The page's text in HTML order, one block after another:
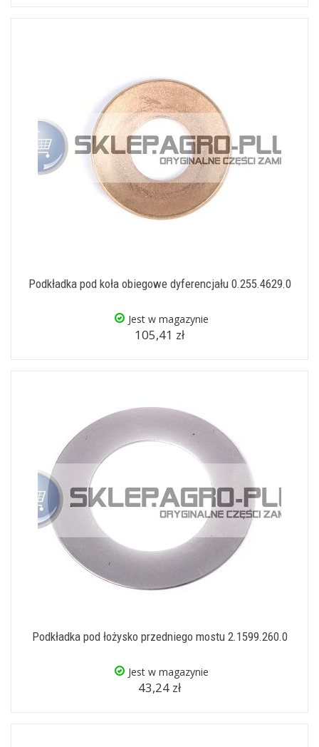
Podkładka pod koła obiegowe dyferencjału 0.255.4629.0
Jest w magazynie
105,41 zł
Podkładka pod łożysko przedniego mostu 2.1599.260.0
Jest w magazynie
43,24 zł